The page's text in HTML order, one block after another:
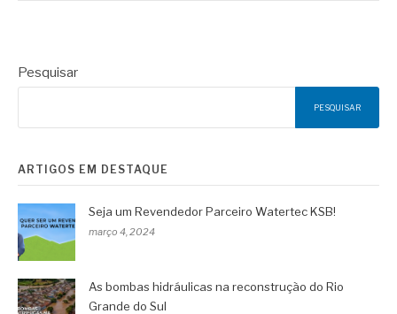
Pesquisar
PESQUISAR
ARTIGOS EM DESTAQUE
Seja um Revendedor Parceiro Watertec KSB!
março 4, 2024
As bombas hidráulicas na reconstrução do Rio
Grande do Sul